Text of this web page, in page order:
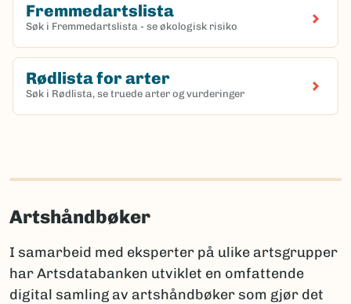
Fremmedartslista
Søk i Fremmedartslista - se økologisk risiko
Rødlista for arter
Søk i Rødlista, se truede arter og vurderinger
Artshåndbøker
I samarbeid med eksperter på ulike artsgrupper
har Artsdatabanken utviklet en omfattende
digital samling av artshåndbøker som gjør det